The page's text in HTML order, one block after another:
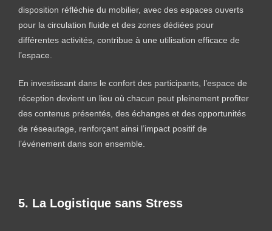
disposition réfléchie du mobilier, avec des espaces ouverts
pour la circulation fluide et des zones dédiées pour
différentes activités, contribue à une utilisation efficace de
l’espace.
En investissant dans le confort des participants, l’espace de
réception devient un lieu où chacun peut pleinement profiter
des contenus présentés, des échanges et des opportunités
de réseautage, renforçant ainsi l’impact positif de
l’événement dans son ensemble.
5. La Logistique sans Stress